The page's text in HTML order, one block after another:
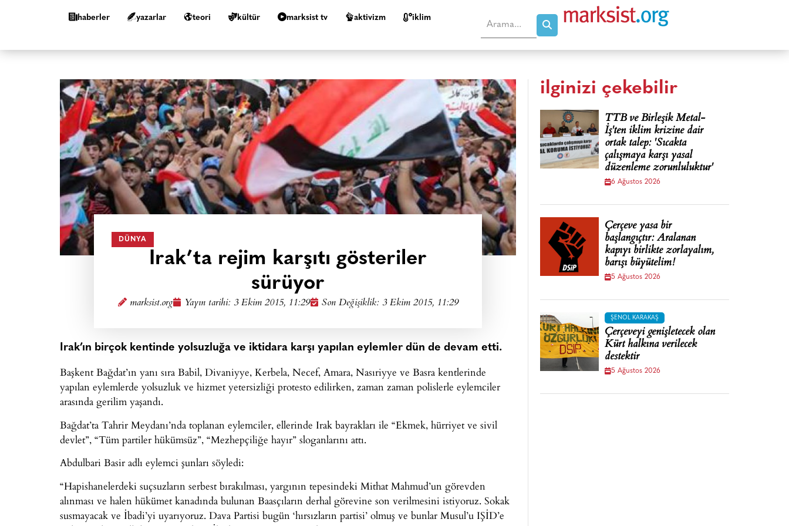
haberler yazarlar teori kültür marksist tv aktivizm i̇klim
DÜNYA
Irak’ta rejim karşıtı gösteriler
sürüyor
marksist.org Yayın tarihi: 3 Ekim 2015, 11:29 Son Değişiklik: 3 Ekim 2015, 11:29
Irak’ın birçok kentinde yolsuzluğa ve iktidara karşı yapılan eylemler dün de devam etti.
Başkent Bağdat’ın yanı sıra Babil, Divaniyye, Kerbela, Necef, Amara, Nasıriyye ve Basra kentlerinde
yapılan eylemlerde yolsuzluk ve hizmet yetersizliği protesto edilirken, zaman zaman polislerle eylemciler
arasında gerilim yaşandı.
Bağdat’ta Tahrir Meydanı’nda toplanan eylemciler, ellerinde Irak bayrakları ile “Ekmek, hürriyet ve sivil
devlet”, “Tüm partiler hükümsüz”, “Mezhepçiliğe hayır” sloganlarını attı.
Abdulbari Basir adlı eylemci şunları söyledi:
“Hapishanelerdeki suçsuzların serbest bırakılması, yargının tepesindeki Mithat Mahmud’un görevden
alınması ve halen hükümet kanadında bulunan Baasçıların derhal görevine son verilmesini istiyoruz. Sokak
susmayacak ve İbadi’yi uyarıyoruz. Dava Partisi bugün ‘hırsızların partisi’ olmuş ve bunlar Musul’u IŞİD’e
ilginizi çekebilir
TTB ve Birleşik Metal-
İş'ten iklim krizine dair
ortak talep: 'Sıcakta
çalışmaya karşı yasal
düzenleme zorunluluktur'
6 Ağustos 2026
Çerçeve yasa bir
başlangıçtır: Aralanan
kapıyı birlikte zorlayalım,
barışı büyütelim!
5 Ağustos 2026
ŞENOL KARAKAŞ
Çerçeveyi genişletecek olan
Kürt halkına verilecek
destektir
5 Ağustos 2026